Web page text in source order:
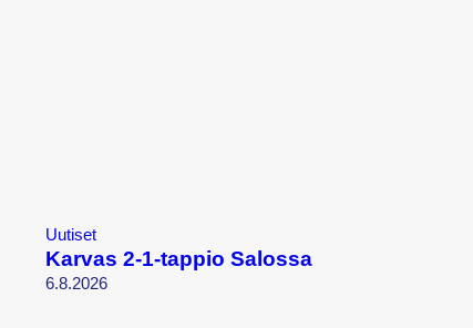
Uutiset
Karvas 2-1-tappio Salossa
6.8.2026